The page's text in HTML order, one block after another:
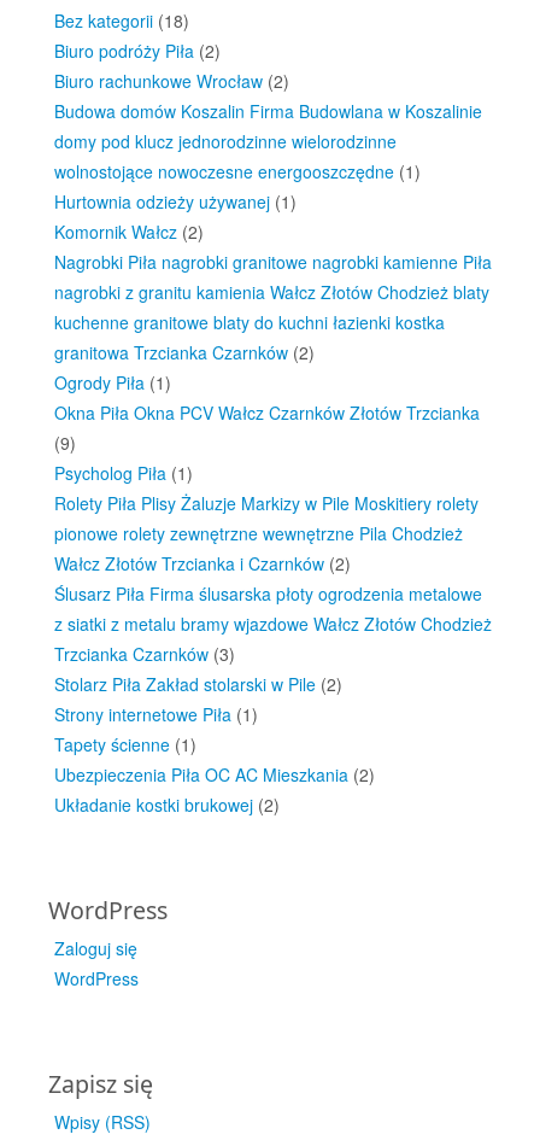
Bez kategorii (18)
Biuro podróży Piła (2)
Biuro rachunkowe Wrocław (2)
Budowa domów Koszalin Firma Budowlana w Koszalinie
domy pod klucz jednorodzinne wielorodzinne
wolnostojące nowoczesne energooszczędne (1)
Hurtownia odzieży używanej (1)
Komornik Wałcz (2)
Nagrobki Piła nagrobki granitowe nagrobki kamienne Piła
nagrobki z granitu kamienia Wałcz Złotów Chodzież blaty
kuchenne granitowe blaty do kuchni łazienki kostka
granitowa Trzcianka Czarnków (2)
Ogrody Piła (1)
Okna Piła Okna PCV Wałcz Czarnków Złotów Trzcianka
(9)
Psycholog Piła (1)
Rolety Piła Plisy Żaluzje Markizy w Pile Moskitiery rolety
pionowe rolety zewnętrzne wewnętrzne Pila Chodzież
Wałcz Złotów Trzcianka i Czarnków (2)
Ślusarz Piła Firma ślusarska płoty ogrodzenia metalowe
z siatki z metalu bramy wjazdowe Wałcz Złotów Chodzież
Trzcianka Czarnków (3)
Stolarz Piła Zakład stolarski w Pile (2)
Strony internetowe Piła (1)
Tapety ścienne (1)
Ubezpieczenia Piła OC AC Mieszkania (2)
Układanie kostki brukowej (2)
WordPress
Zaloguj się
WordPress
Zapisz się
Wpisy (RSS)